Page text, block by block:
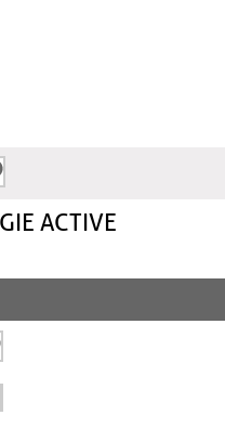
ACTIVE